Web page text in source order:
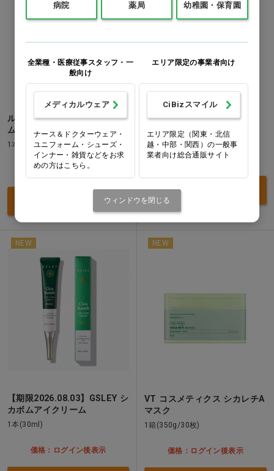
ルリーク オールタイムクリー
ム
1本(50g)
価格：ログイン後表示
セルピュア UVX
1本(40g)
価格：ログイン後表示
買い物カゴ
NEW
【期限2026.08.03】GSLEY シ
カボムアイクリーム
1本(30ml)
価格：ログイン後表示
NEW
VT コスメティクス シカレチA
マスク
1箱(350g/30枚)
価格：ログイン後表示
病院 薬局 幼稚園・保育園
全業種・医療従事スタッフ・一
般向け
メディカルウェア
ナース＆ドクターウェア・
ユニフォーム・シューズ・
インナー・雑貨などをお求
めの方はこちら。
エリア限定の事業者向け
CiBizスマイル
エリア限定（関東・北信
越・中部・関西）の一般事
業者向け総合通販サイト
ウィンドウを閉じる